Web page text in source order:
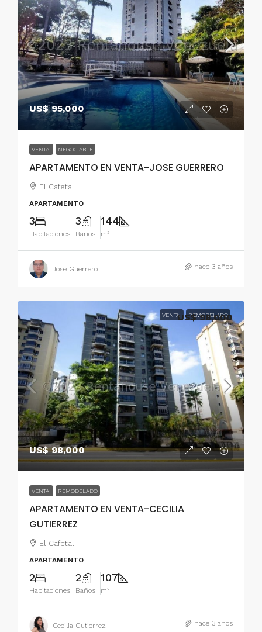
US$ 95,000
VENTA NEGOCIABLE
APARTAMENTO EN VENTA-JOSE GUERRERO
El Cafetal
APARTAMENTO
3
Habitaciones
3
Baños
144
m²
Jose Guerrero hace 3 años
VENTA REMODELADO
US$ 98,000
VENTA REMODELADO
APARTAMENTO EN VENTA-CECILIA
GUTIERREZ
US$ 98,000
El Cafetal
APARTAMENTO
2
Habitaciones
2
Baños
107
m²
Cecilia Gutierrez hace 3 años